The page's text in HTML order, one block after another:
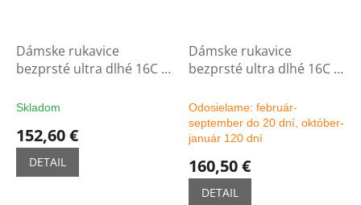
Dámske rukavice
bezprsté ultra dlhé 16C -
Skladom
152,60 €
DETAIL
Dámske rukavice
bezprsté ultra dlhé 16C -
Odosielame: február-
september do 20 dní, október-
január 120 dní
160,50 €
DETAIL